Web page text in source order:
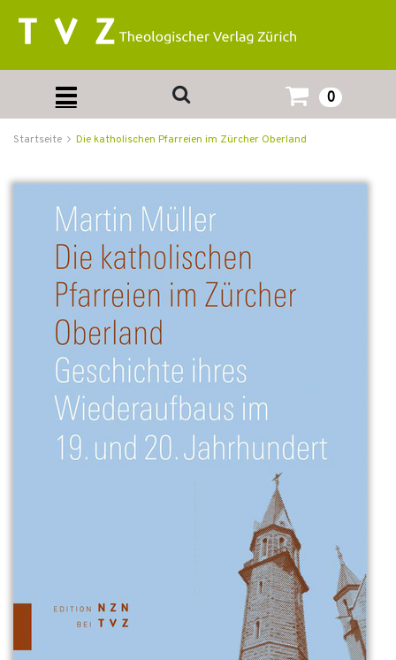
0
Startseite Die katholischen Pfarreien im Zürcher Oberland